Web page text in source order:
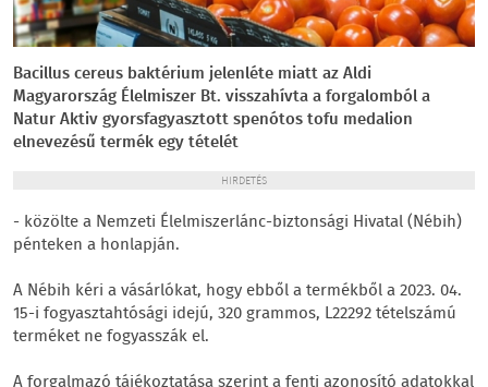
Bacillus cereus baktérium jelenléte miatt az Aldi
Magyarország Élelmiszer Bt. visszahívta a forgalomból a
Natur Aktiv gyorsfagyasztott spenótos tofu medalion
elnevezésű termék egy tételét
HIRDETÉS
- közölte a Nemzeti Élelmiszerlánc-biztonsági Hivatal (Nébih)
pénteken a honlapján.
A Nébih kéri a vásárlókat, hogy ebből a termékből a 2023. 04.
15-i fogyasztahtósági idejú, 320 grammos, L22292 tételszámú
terméket ne fogyasszák el.